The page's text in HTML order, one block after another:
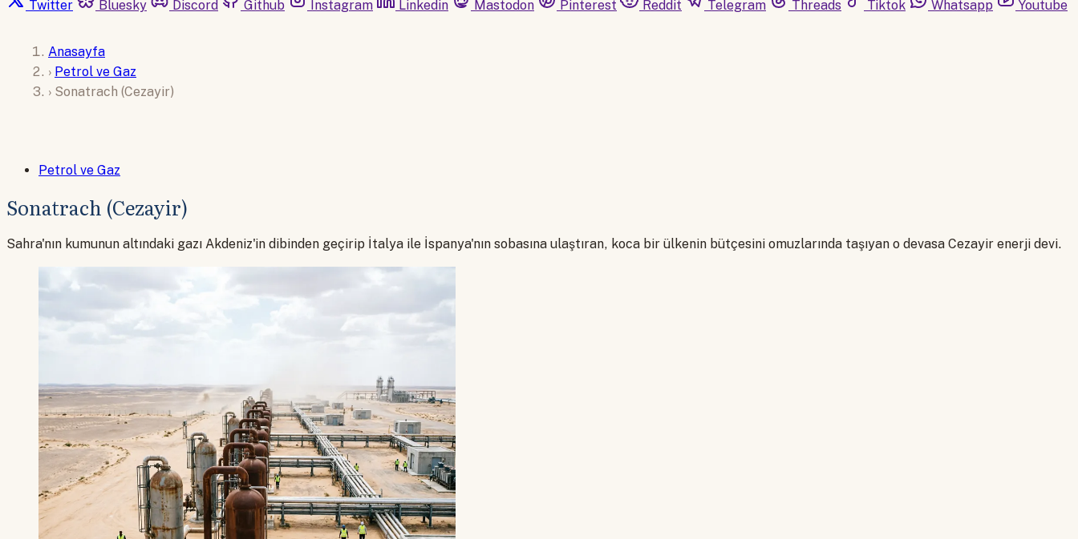
Twitter
Bluesky Discord Github Instagram Linkedin Mastodon Pinterest Reddit Telegram Threads Tiktok Whatsapp Youtube
Anasayfa
› Petrol ve Gaz
› Sonatrach (Cezayir)
Petrol ve Gaz
Sonatrach (Cezayir)
Sahra'nın kumunun altındaki gazı Akdeniz'in dibinden geçirip İtalya ile İspanya'nın sobasına ulaştıran, koca bir ülkenin bütçesini omuzlarında taşıyan o devasa Cezayir enerji devi.